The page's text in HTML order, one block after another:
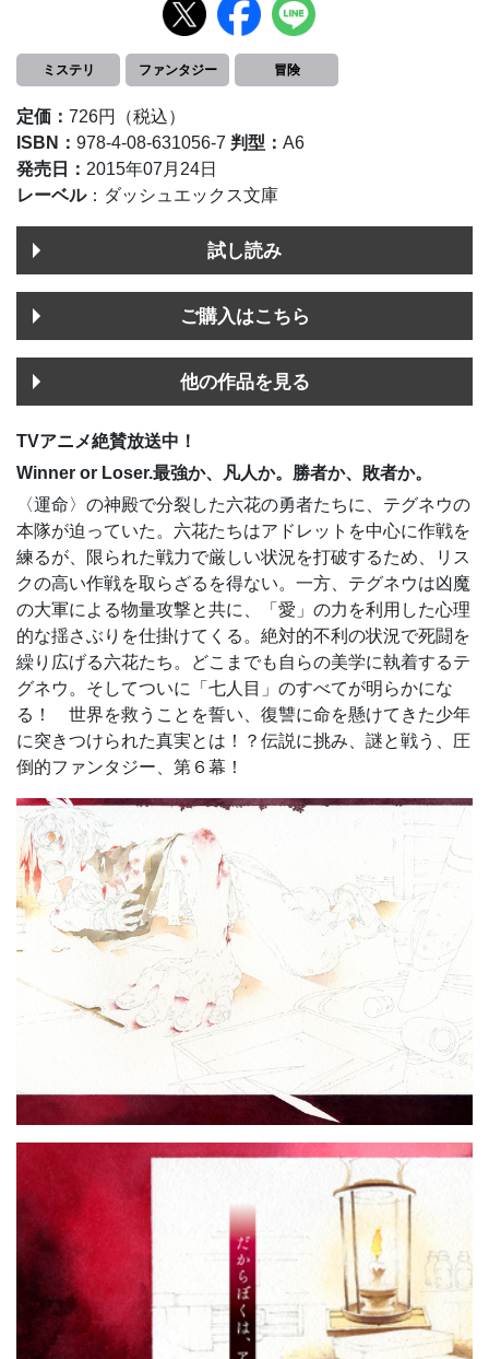
ミステリ ファンタジー 冒険
定価： 726円（税込）
ISBN： 978-4-08-631056-7 判型： A6
発売日： 2015年07月24日
レーベル：ダッシュエックス文庫
試し読み
ご購入はこちら
他の作品を見る
TVアニメ絶賛放送中！
Winner or Loser.最強か、凡人か。勝者か、敗者か。
〈運命〉の神殿で分裂した六花の勇者たちに、テグネウの
本隊が迫っていた。六花たちはアドレットを中心に作戦を
練るが、限られた戦力で厳しい状況を打破するため、リス
クの高い作戦を取らざるを得ない。一方、テグネウは凶魔
の大軍による物量攻撃と共に、「愛」の力を利用した心理
的な揺さぶりを仕掛けてくる。絶対的不利の状況で死闘を
繰り広げる六花たち。どこまでも自らの美学に執着するテ
グネウ。そしてついに「七人目」のすべてが明らかにな
る！ 世界を救うことを誓い、復讐に命を懸けてきた少年
に突きつけられた真実とは！？伝説に挑み、謎と戦う、圧
倒的ファンタジー、第６幕！